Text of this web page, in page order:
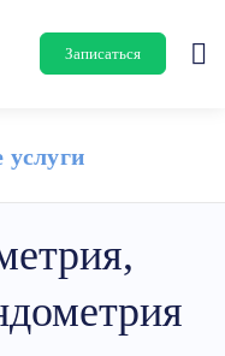
Записаться
услуги